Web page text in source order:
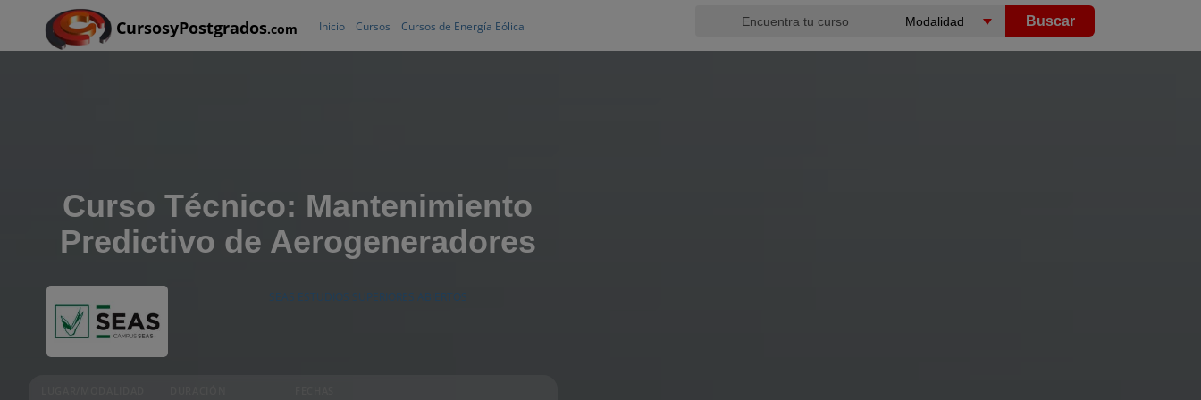
CursosyPostgrados.com Buscar
Inicio Cursos Cursos de Energía Eólica
Curso Técnico: Mantenimiento
Predictivo de Aerogeneradores
SEAS ESTUDIOS SUPERIORES ABIERTOS